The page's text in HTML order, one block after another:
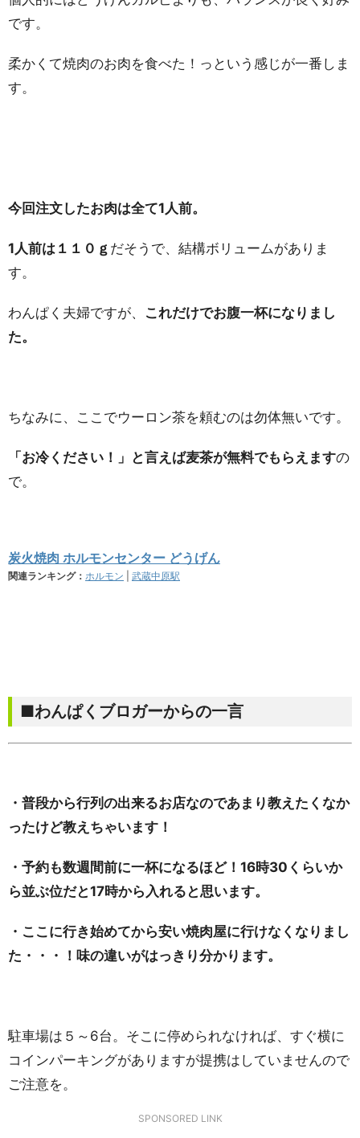
です。
柔かくて焼肉のお肉を食べた！っという感じが一番しま
す。
今回注文したお肉は全て1人前。
1人前は１１０ｇ だそうで、結構ボリュームがありま
す。
わんぱく夫婦ですが、 これだけでお腹一杯になりまし
た。
ちなみに、ここでウーロン茶を頼むのは勿体無いです。
「お冷ください！」と言えば麦茶が無料でもらえますの
で。
炭火焼肉 ホルモンセンター どうげん
関連ランキング： ホルモン 武蔵中原駅
■わんぱくブロガーからの一言
・普段から行列の出来るお店なのであまり教えたくなか
ったけど教えちゃいます！
・予約も数週間前に一杯になるほど！16時30くらいか
ら並ぶ位だと17時から入れると思います。
・ここに行き始めてから安い焼肉屋に行けなくなりまし
た・・・！味の違いがはっきり分かります。
駐車場は５～6台。そこに停められなければ、すぐ横に
コインパーキングがありますが提携はしていませんので
ご注意を。
SPONSORED LINK